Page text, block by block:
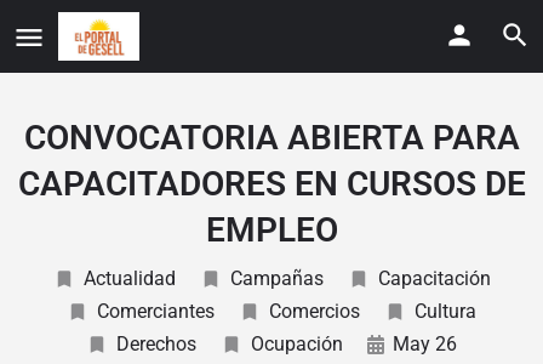
CONVOCATORIA ABIERTA PARA
CAPACITADORES EN CURSOS DE
EMPLEO
Actualidad Campañas
Capacitación
Comerciantes
Comercios
Cultura
Derechos
Ocupación
May 26